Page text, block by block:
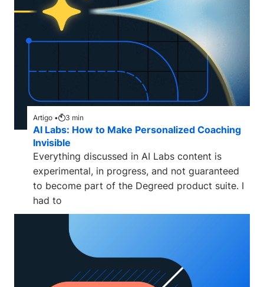
Artigo • 3 min
AI Labs: How to Make Personalized Coaching
Invisible
Everything discussed in AI Labs content is
experimental, in progress, and not guaranteed
to become part of the Degreed product suite. I
had to